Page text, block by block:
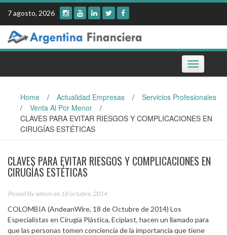
Skip
content
7 agosto, 2026
Toggle
navigation
Home / Actualidad Empresas /
Servicios Profesionales
/
Venta Al Por Menor
/
CLAVES PARA EVITAR RIESGOS Y COMPLICACIONES EN
CIRUGÍAS ESTÉTICAS
CLAVES PARA EVITAR RIESGOS Y COMPLICACIONES EN
CIRUGÍAS ESTÉTICAS
Posted Byadmin on 18 octubre, 2014
COLOMBIA (AndeanWire, 18 de Octubre de 2014) Los
Especialistas en Cirugía Plástica, Eciplast, hacen un llamado para
que las personas tomen conciencia de la importancia que tiene